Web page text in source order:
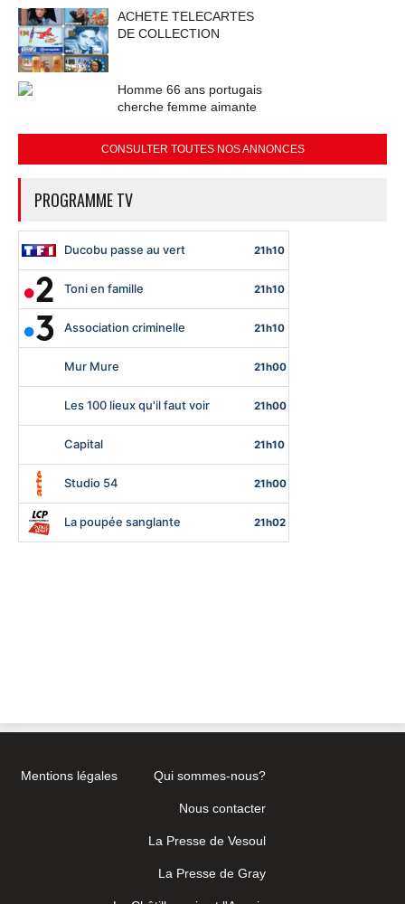
ACHETE TELECARTES
DE COLLECTION
Homme 66 ans portugais
cherche femme aimante
CONSULTER TOUTES NOS ANNONCES
PROGRAMME TV
Mentions légales Qui sommes-nous?
Nous contacter
La Presse de Vesoul
La Presse de Gray